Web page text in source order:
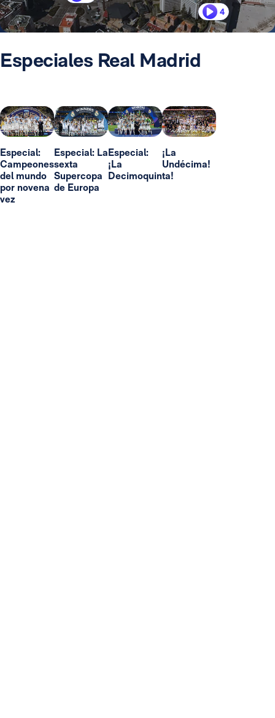
4
Especiales Real Madrid
Especial:
Campeones
del mundo
por novena
vez
Especial: La
sexta
Supercopa
de Europa
Especial:
¡La
Decimoquinta!
¡La
Undécima!